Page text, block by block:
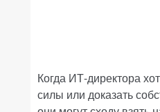
Когда ИТ-директора
силы или доказать